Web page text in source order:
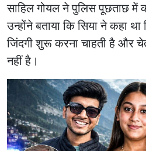
साहिल गोयल ने पुलिस पूछताछ
उन्होंने बताया कि सिया ने कहा
जिंदगी शुरू करना चाहती है और
नहीं है।